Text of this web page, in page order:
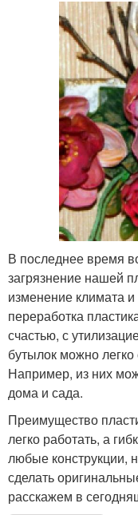
В последнее время
загрязнение нашей
изменение климата
переработка
счастью, с
бутылок можно
Например, из них
дома и сада.
Преимущество
легко работать, а
любые конструкции,
сделать
расскажем в